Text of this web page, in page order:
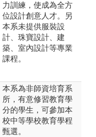
力訓練，使成為全方
位設計創意人才。另
本系未提供服裝設
計、珠寶設計、建
築、室內設計等專業
課程。
本系為非師資培育系
所，有意修習教育學
分的學生，可參加本
校中等學校教育學程
甄選。